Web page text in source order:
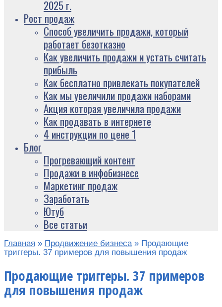
2025 г.
Рост продаж
Способ увеличить продажи, который
работает безотказно
Как увеличить продажи и устать считать
прибыль
Как бесплатно привлекать покупателей
Как мы увеличили продажи наборами
Акция которая увеличила продажи
Как продавать в интернете
4 инструкции по цене 1
Блог
Прогревающий контент
Продажи в инфобизнесе
Маркетинг продаж
Заработать
Ютуб
Все статьи
Главная » Продвижение бизнеса » Продающие
триггеры. 37 примеров для повышения продаж
Продающие триггеры. 37 примеров
для повышения продаж